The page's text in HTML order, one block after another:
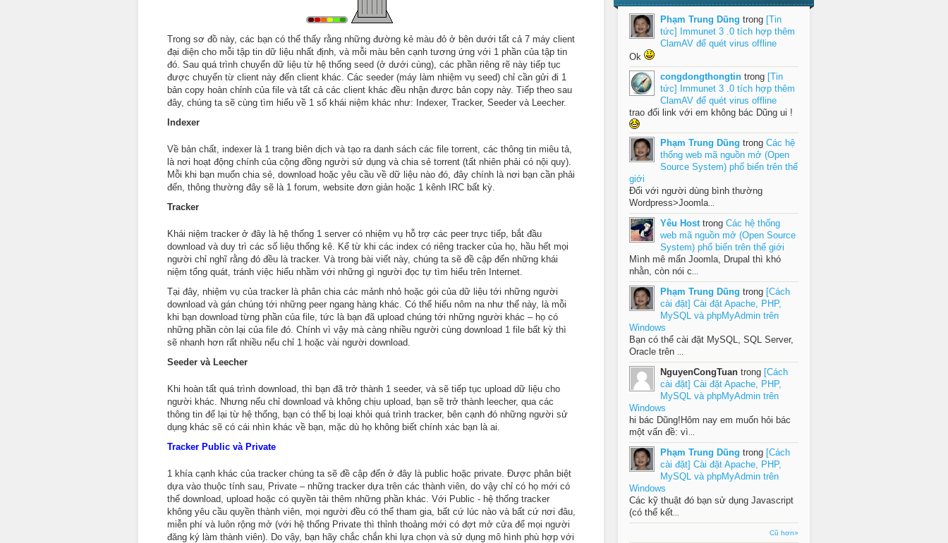
Trong sơ đồ này, các bạn có thể thấy rằng những đường kẻ màu đỏ ở bên dưới tất cả 7 máy client
đại diện cho mỗi tập tin dữ liệu nhất định, và mỗi màu bên cạnh tương ứng với 1 phần của tập tin
đó. Sau quá trình chuyển dữ liệu từ hệ thống seed (ở dưới cùng), các phần riêng rẽ này tiếp tục
được chuyển từ client này đến client khác. Các seeder (máy làm nhiệm vụ seed) chỉ cần gửi đi 1
bản copy hoàn chỉnh của file và tất cả các client khác đều nhận được bản copy này. Tiếp theo sau
đây, chúng ta sẽ cùng tìm hiểu về 1 số khái niệm khác như: Indexer, Tracker, Seeder và Leecher.
Indexer
Về bản chất, indexer là 1 trang biên dịch và tạo ra danh sách các file torrent, các thông tin miêu tả,
là nơi hoạt động chính của cộng đồng người sử dụng và chia sẻ torrent (tất nhiên phải có nội quy).
Mỗi khi bạn muốn chia sẻ, download hoặc yêu cầu về dữ liệu nào đó, đây chính là nơi bạn cần phải
đến, thông thường đây sẽ là 1 forum, website đơn giản hoặc 1 kênh IRC bất kỳ.
Tracker
Khái niệm tracker ở đây là hệ thống 1 server có nhiệm vụ hỗ trợ các peer trực tiếp, bắt đầu
download và duy trì các số liệu thống kê. Kể từ khi các index có riêng tracker của họ, hầu hết mọi
người chỉ nghĩ rằng đó đều là tracker. Và trong bài viết này, chúng ta sẽ đề cập đến những khái
niệm tổng quát, tránh việc hiểu nhầm với những gì người đọc tự tìm hiểu trên Internet.
Tại đây, nhiệm vụ của tracker là phân chia các mảnh nhỏ hoặc gói của dữ liệu tới những người
download và gán chúng tới những peer ngang hàng khác. Có thể hiểu nôm na như thế này, là mỗi
khi bạn download từng phần của file, tức là bạn đã upload chúng tới những người khác – họ có
những phần còn lại của file đó. Chính vì vậy mà càng nhiều người cùng download 1 file bất kỳ thì
sẽ nhanh hơn rất nhiều nếu chỉ 1 hoặc vài người download.
Seeder và Leecher
Khi hoàn tất quá trình download, thì bạn đã trở thành 1 seeder, và sẽ tiếp tục upload dữ liệu cho
người khác. Nhưng nếu chỉ download và không chịu upload, bạn sẽ trở thành leecher, qua các
thông tin để lại từ hệ thống, bạn có thể bị loại khỏi quá trình tracker, bên cạnh đó những người sử
dụng khác sẽ có cái nhìn khác về bạn, mặc dù họ không biết chính xác bạn là ai.
Tracker Public và Private
1 khía cạnh khác của tracker chúng ta sẽ đề cập đến ở đây là public hoặc private. Được phân biệt
dựa vào thuộc tính sau, Private – những tracker dựa trên các thành viên, do vậy chỉ có họ mới có
thể download, upload hoặc có quyền tải thêm những phần khác. Với Public - hệ thống tracker
không yêu cầu quyền thành viên, mọi người đều có thể tham gia, bất cứ lúc nào và bất cứ nơi đâu,
miễn phí và luôn rộng mở (với hệ thống Private thì thỉnh thoảng mới có đợt mở cửa để mọi người
đăng ký làm thành viên). Do vậy, bạn hãy chắc chắn khi lựa chọn và sử dụng mô hình phù hợp với
Phạm Trung Dũng trong [Tin
tức] Immunet 3 .0 tích hợp thêm
ClamAV để quét virus offline
Ok
congdongthongtin trong [Tin
tức] Immunet 3 .0 tích hợp thêm
ClamAV để quét virus offline
trao đổi link với em không bác Dũng ui !
Phạm Trung Dũng trong Các hệ
thống web mã nguồn mở (Open
Source System) phổ biến trên thế
giới
Đối với người dùng bình thường
Wordpress>Joomla
Yêu Hosttrong Các hệ thống
web mã nguồn mở (Open Source
System) phổ biến trên thế giới
Mình mê mẩn Joomla, Drupal thì khó
nhằn, còn nói c
Phạm Trung Dũng trong [Cách
cài đặt] Cài đặt Apache, PHP,
MySQL và phpMyAdmin trên
Windows
Bạn có thể cài đặt MySQL, SQL Server,
Oracle trên
NguyenCongTuan trong [Cách
cài đặt] Cài đặt Apache, PHP,
MySQL và phpMyAdmin trên
Windows
hi bác Dũng!Hôm nay em muốn hỏi bác
một vấn đề: vì
Phạm Trung Dũng trong [Cách
cài đặt] Cài đặt Apache, PHP,
MySQL và phpMyAdmin trên
Windows
Các kỹ thuật đó bạn sử dụng Javascript
(có thể kết
Cũ hơn»